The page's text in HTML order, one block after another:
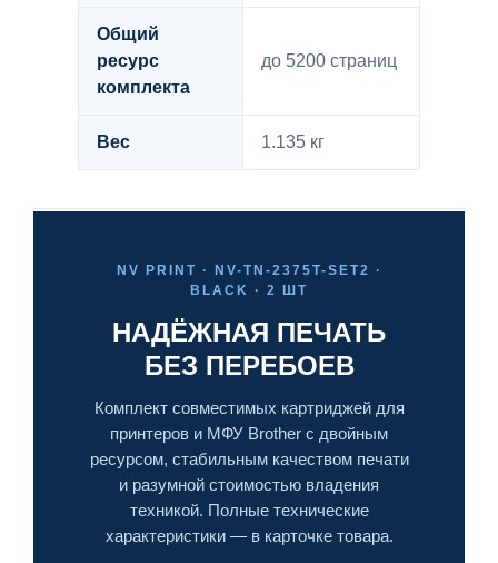
Общий
ресурс
комплекта
до 5200 страниц
Вес 1.135 кг
NV PRINT · NV-TN-2375T-SET2 ·
BLACK · 2 ШТ
НАДЁЖНАЯ ПЕЧАТЬ
БЕЗ ПЕРЕБОЕВ
Комплект совместимых картриджей для
принтеров и МФУ Brother с двойным
ресурсом, стабильным качеством печати
и разумной стоимостью владения
техникой. Полные технические
характеристики — в карточке товара.